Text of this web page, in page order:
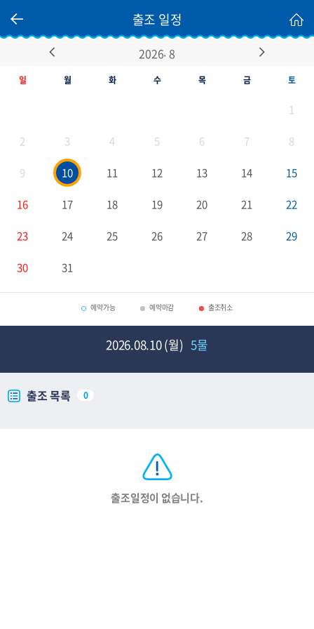
출조 일정
2026.8
일 월 화 수 목 금 토
1
2 3 4 5 6 7 8
9 10 11 12 13 14 15
16 17 18 19 20 21 22
23 24 25 26 27 28 29
30 31
예약가능 예약마감 출조취소
2026.08.10 (월) 5물
출조 목록 0
출조일정이 없습니다.